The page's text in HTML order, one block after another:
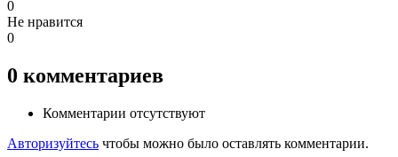
0
Не нравится
0
0 комментариев
Комментарии отсутствуют
Авторизуйтесь чтобы можно было оставлять комментарии.